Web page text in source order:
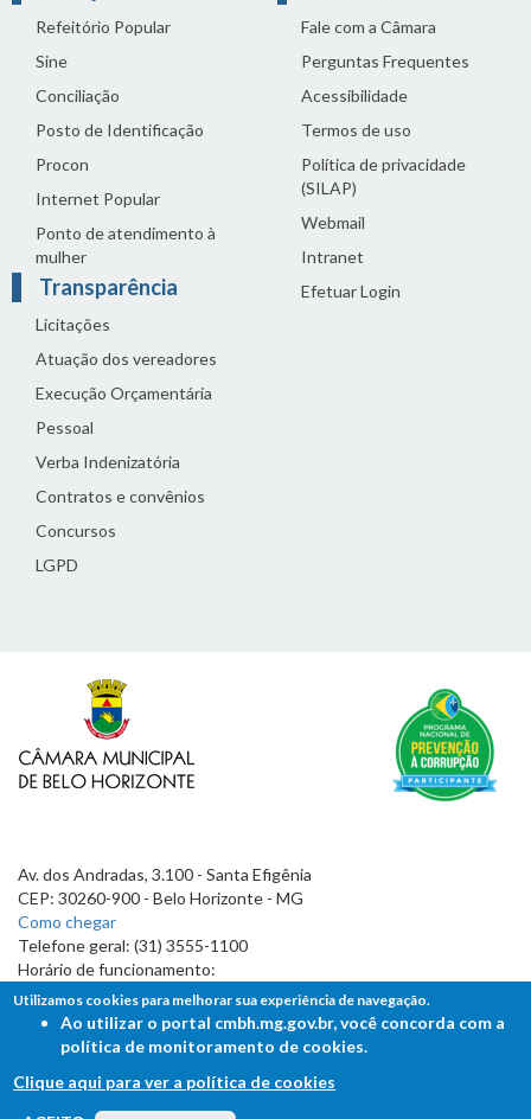
Refeitório Popular
Sine
Conciliação
Posto de Identificação
Procon
Internet Popular
Ponto de atendimento à
mulher
Transparência
Licitações
Atuação dos vereadores
Execução Orçamentária
Pessoal
Verba Indenizatória
Contratos e convênios
Concursos
LGPD
Fale com a Câmara
Perguntas Frequentes
Acessibilidade
Termos de uso
Política de privacidade
(SILAP)
Webmail
Intranet
Efetuar Login
Av. dos Andradas, 3.100 - Santa Efigênia
CEP: 30260-900 - Belo Horizonte - MG
Como chegar
Telefone geral: (31) 3555-1100
Horário de funcionamento:
7h às 19h
FALE COM A CÂMARA
Utilizamos cookies para melhorar sua experiência de navegação.
Ao utilizar o portal cmbh.mg.gov.br, você concorda com a
política de monitoramento de cookies.
Clique aqui para ver a política de cookies